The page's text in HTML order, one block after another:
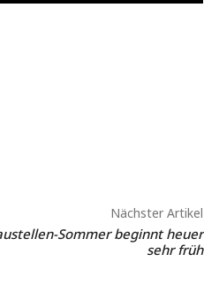
Nächster Artikel
Sommer beginnt heuer
sehr früh